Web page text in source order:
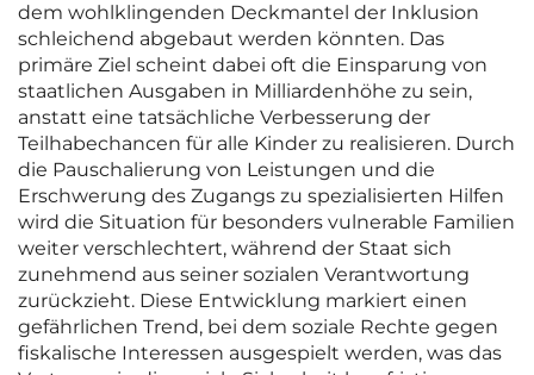
dem wohlklingenden Deckmantel der Inklusion
schleichend abgebaut werden könnten. Das
primäre Ziel scheint dabei oft die Einsparung von
staatlichen Ausgaben in Milliardenhöhe zu sein,
anstatt eine tatsächliche Verbesserung der
Teilhabechancen für alle Kinder zu realisieren. Durch
die Pauschalierung von Leistungen und die
Erschwerung des Zugangs zu spezialisierten Hilfen
wird die Situation für besonders vulnerable Familien
weiter verschlechtert, während der Staat sich
zunehmend aus seiner sozialen Verantwortung
zurückzieht. Diese Entwicklung markiert einen
gefährlichen Trend, bei dem soziale Rechte gegen
fiskalische Interessen ausgespielt werden, was das